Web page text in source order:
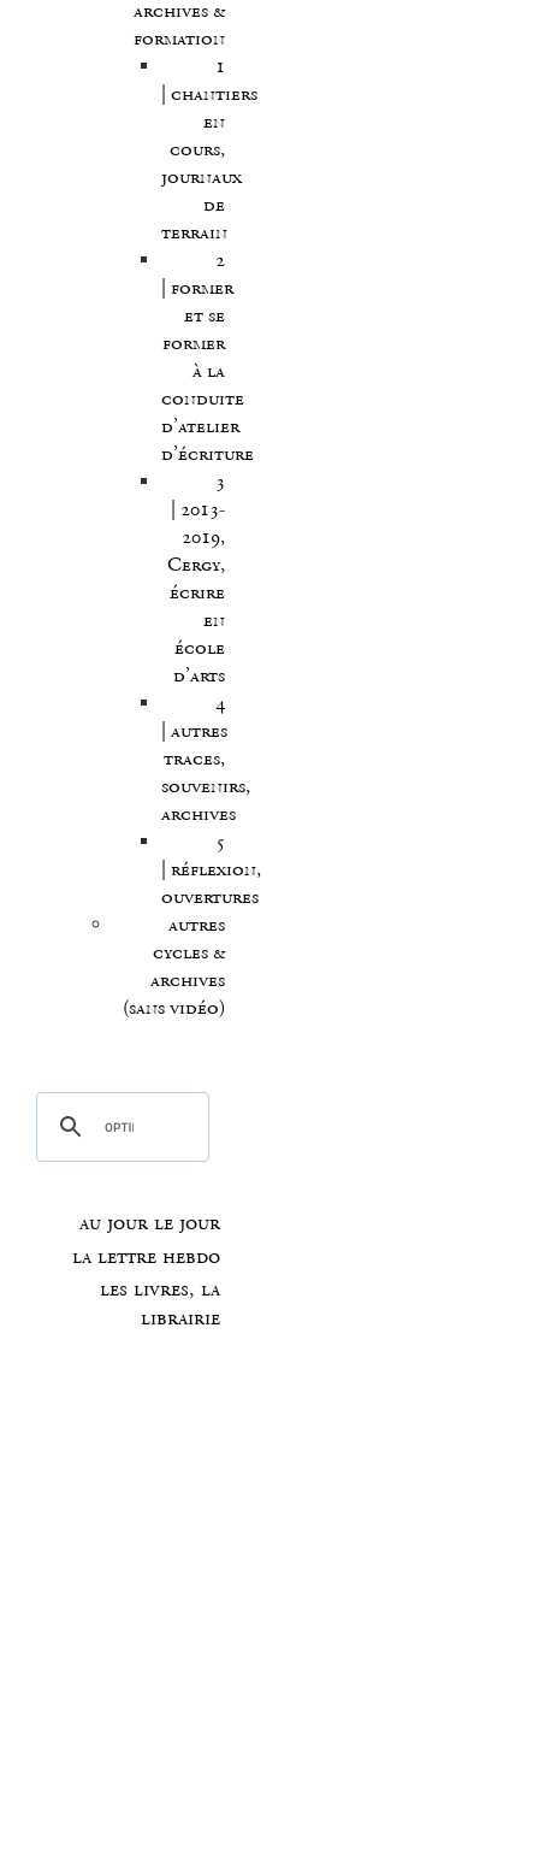
archives &
formation
1
| chantiers
en
cours,
journaux
de
terrain
2
| former
et se
former
à la
conduite
d’atelier
d’écriture
3
| 2013-
2019,
Cergy,
écrire
en
école
d’arts
4
| autres
traces,
souvenirs,
archives
5
| réflexion,
ouvertures
autres
cycles &
archives
(sans vidéo)
au jour le jour
la lettre hebdo
les livres, la
librairie